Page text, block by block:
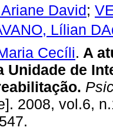
David;
Lílian
Cecíli. A
Unidade de
.
2008, vol.6,